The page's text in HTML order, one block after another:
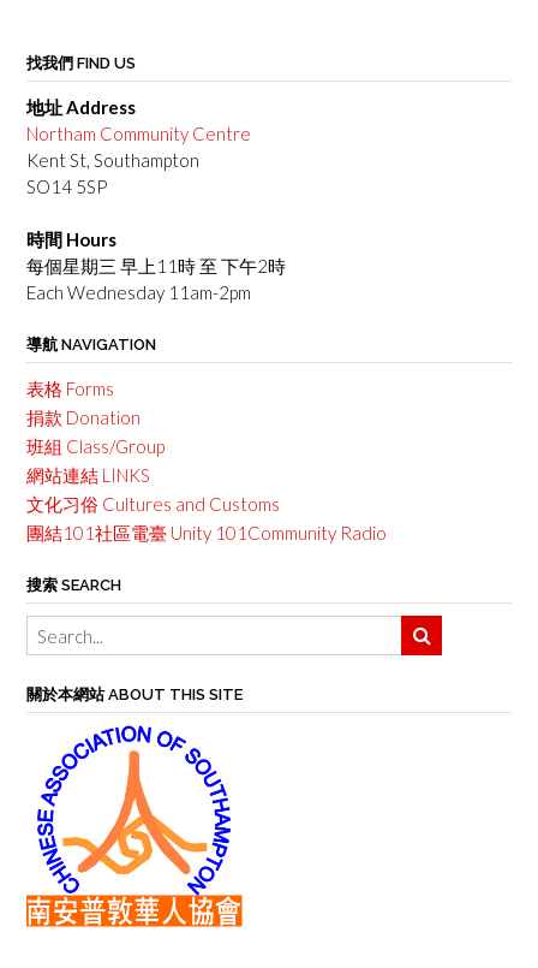
找我們 FIND US
地址 Address
Northam Community Centre
Kent St, Southampton
SO14 5SP
時間 Hours
每個星期三 早上11時 至 下午2時
Each Wednesday 11am-2pm
導航 NAVIGATION
表格 Forms
捐款 Donation
班組 Class/Group
網站連結 LINKS
文化习俗 Cultures and Customs
團結101社區電臺 Unity 101Community Radio
搜索 SEARCH
關於本網站 ABOUT THIS SITE